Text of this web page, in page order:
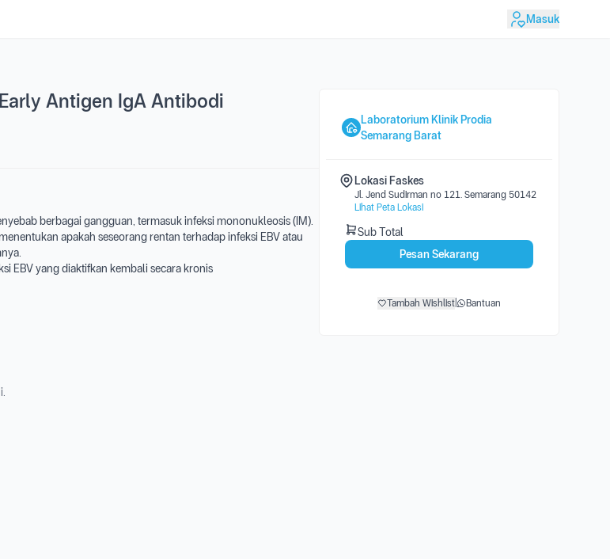
Masuk
Antigen IgA Antibodi
berbagai gangguan, termasuk infeksi mononukleosis (IM).
apakah seseorang rentan terhadap infeksi EBV atau
EBV yang diaktifkan kembali secara kronis
Laboratorium Klinik Prodia
Semarang Barat
Lokasi Faskes
Jl. Jend Sudirman no 121. Semarang 50142
Lihat Peta Lokasi
Sub Total
Pesan Sekarang
Tambah Wishlist Bantuan